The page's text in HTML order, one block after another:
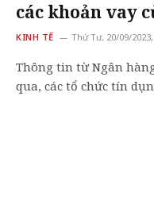
các khoản vay
KINH TẾ Thứ Tư, 20/09/
Thông tin từ Ngân
qua, các tổ chức tín